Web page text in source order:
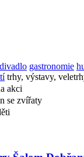
divadlo gastronomie
trhy, výstavy,
akci
se zvířaty